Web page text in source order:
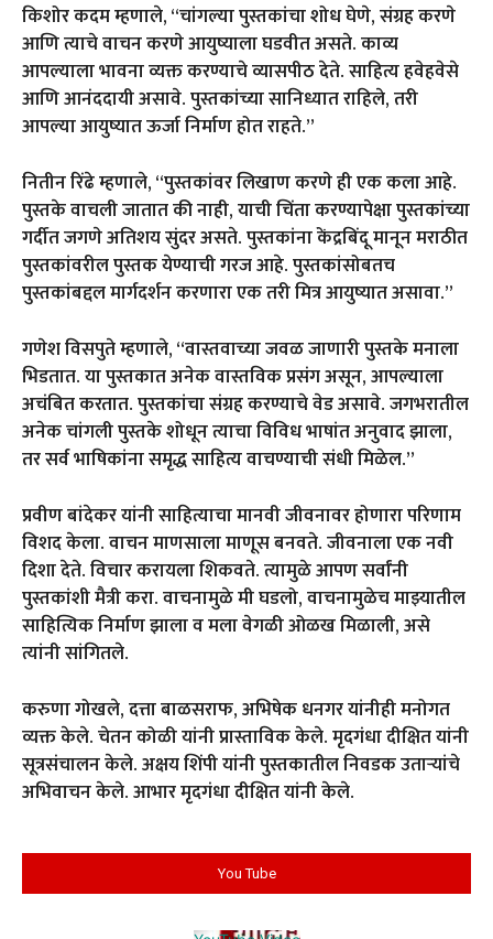
किशोर कदम म्हणाले, “चांगल्या पुस्तकांचा शोध घेणे, संग्रह करणे
आणि त्याचे वाचन करणे आयुष्याला घडवीत असते. काव्य
आपल्याला भावना व्यक्त करण्याचे व्यासपीठ देते. साहित्य हवेहवेसे
आणि आनंददायी असावे. पुस्तकांच्या सानिध्यात राहिले, तरी
आपल्या आयुष्यात ऊर्जा निर्माण होत राहते.”
नितीन रिंढे म्हणाले, “पुस्तकांवर लिखाण करणे ही एक कला आहे.
पुस्तके वाचली जातात की नाही, याची चिंता करण्यापेक्षा पुस्तकांच्या
गर्दीत जगणे अतिशय सुंदर असते. पुस्तकांना केंद्रबिंदू मानून मराठीत
पुस्तकांवरील पुस्तक येण्याची गरज आहे. पुस्तकांसोबतच
पुस्तकांबद्दल मार्गदर्शन करणारा एक तरी मित्र आयुष्यात असावा.”
गणेश विसपुते म्हणाले, “वास्तवाच्या जवळ जाणारी पुस्तके मनाला
भिडतात. या पुस्तकात अनेक वास्तविक प्रसंग असून, आपल्याला
अचंबित करतात. पुस्तकांचा संग्रह करण्याचे वेड असावे. जगभरातील
अनेक चांगली पुस्तके शोधून त्याचा विविध भाषांत अनुवाद झाला,
तर सर्व भाषिकांना समृद्ध साहित्य वाचण्याची संधी मिळेल.”
प्रवीण बांदेकर यांनी साहित्याचा मानवी जीवनावर होणारा परिणाम
विशद केला. वाचन माणसाला माणूस बनवते. जीवनाला एक नवी
दिशा देते. विचार करायला शिकवते. त्यामुळे आपण सर्वांनी
पुस्तकांशी मैत्री करा. वाचनामुळे मी घडलो, वाचनामुळेच माझ्यातील
साहित्यिक निर्माण झाला व मला वेगळी ओळख मिळाली, असे
त्यांनी सांगितले.
करुणा गोखले, दत्ता बाळसराफ, अभिषेक धनगर यांनीही मनोगत
व्यक्त केले. चेतन कोळी यांनी प्रास्ताविक केले. मृदगंधा दीक्षित यांनी
सूत्रसंचालन केले. अक्षय शिंपी यांनी पुस्तकातील निवडक उतार्‍यांचे
अभिवाचन केले. आभार मृदगंधा दीक्षित यांनी केले.
You Tube